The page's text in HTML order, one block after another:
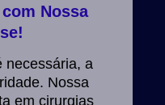
Nossa
necessária, a
Nossa
em cirurgias